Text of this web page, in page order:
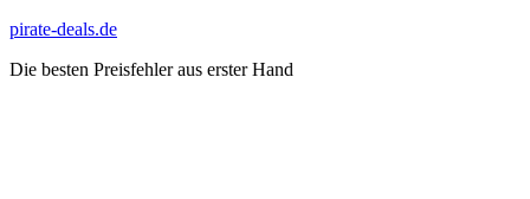
Zum
springen
pirate-deals.de
Die besten Preisfehler aus erster Hand